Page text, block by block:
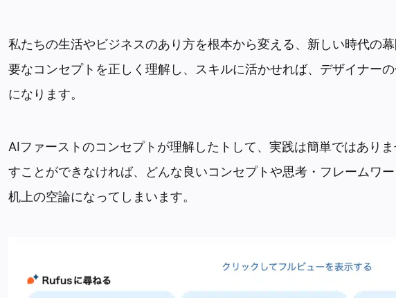
私たちの生活やビジネスのあり方を根本から変える、新しい時代の
要なコンセプトを正しく理解し、スキルに活かせれば、デザイナー
になります。
AIファーストのコンセプトが理解したトして、実践は簡単ではあり
すことができなければ、どんな良いコンセプトや思考・フレームワー
机上の空論になってしまいます。